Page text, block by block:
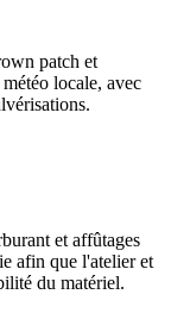
patch et
locale, avec
et affûtages
afin que l'atelier et
du matériel.